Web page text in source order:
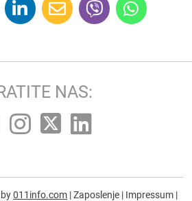
NAS:
011info.com |Zaposlenje | Impressum |